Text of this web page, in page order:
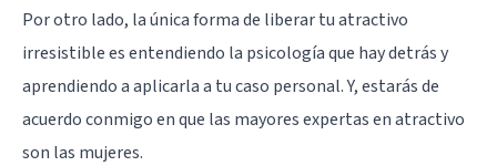
Por otro lado, la única forma de liberar tu atractivo
irresistible es entendiendo la psicología que hay detrás y
aprendiendo a aplicarla a tu caso personal. Y, estarás de
acuerdo conmigo en que las mayores expertas en atractivo
son las mujeres.